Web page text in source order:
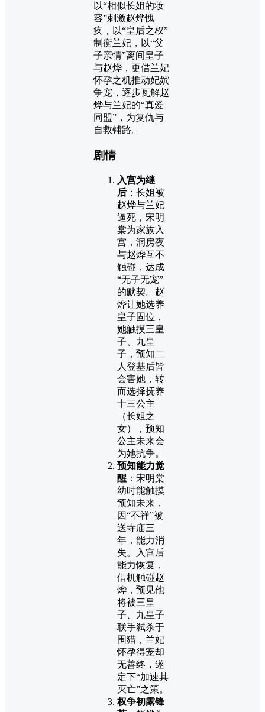
以“相似长姐的妆
容”刺激赵烨愧
疚，以“皇后之权”
制衡兰妃，以“父
子亲情”离间皇子
与赵烨，更借兰妃
怀孕之机推动妃嫔
争宠，逐步瓦解赵
烨与兰妃的“真爱
同盟”，为复仇与
自救铺路。
剧情
入宫为继
后 ：长姐被
赵烨与兰妃
逼死，宋明
棠为家族入
宫，洞房夜
与赵烨互不
触碰，达成
“无子无宠”
的默契。赵
烨让她选养
皇子固位，
她触摸三皇
子、九皇
子，预知二
人登基后皆
会害她，转
而选择抚养
十三公主
（长姐之
女），预知
公主未来会
为她抗争。
预知能力觉
醒 ：宋明棠
幼时能触摸
预知未来，
因“不祥”被
送寺庙三
年，能力消
失。入宫后
能力恢复，
借机触碰赵
烨，预见他
将被三皇
子、九皇子
联手弑杀于
围猎，兰妃
怀孕得宠却
无善终，遂
定下“加速其
灭亡”之策。
权争初露锋